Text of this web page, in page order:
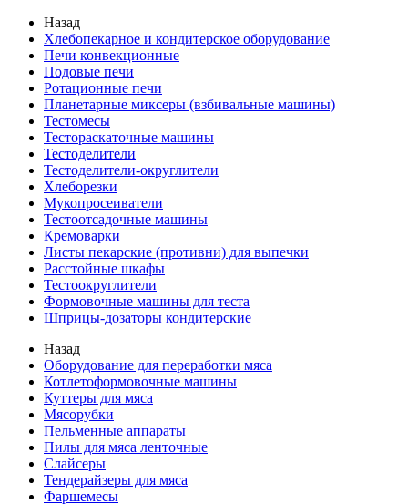
Назад
Хлебопекарное и кондитерское оборудование
Печи конвекционные
Подовые печи
Ротационные печи
Планетарные миксеры (взбивальные машины)
Тестомесы
Тестораскаточные машины
Тестоделители
Тестоделители-округлители
Хлеборезки
Мукопросеиватели
Тестоотсадочные машины
Кремоварки
Листы пекарские (противни) для выпечки
Расстойные шкафы
Тестоокруглители
Формовочные машины для теста
Шприцы-дозаторы кондитерские
Назад
Оборудование для переработки мяса
Котлетоформовочные машины
Куттеры для мяса
Мясорубки
Пельменные аппараты
Пилы для мяса ленточные
Слайсеры
Тендерайзеры для мяса
Фаршемесы